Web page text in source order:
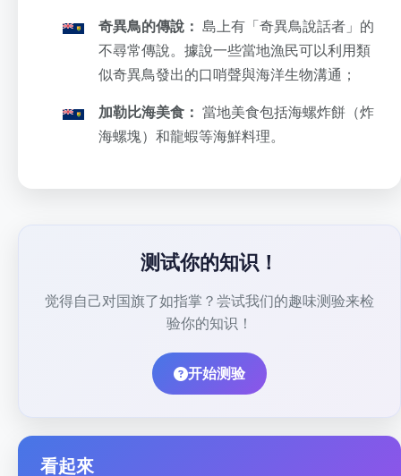
奇異鳥的傳說： 島上有「奇異鳥說話者」的
不尋常傳說。據說一些當地漁民可以利用類
似奇異鳥發出的口哨聲與海洋生物溝通；
加勒比海美食： 當地美食包括海螺炸餅（炸
海螺塊）和龍蝦等海鮮料理。
测试你的知识！
觉得自己对国旗了如指掌？尝试我们的趣味测验来检
验你的知识！
开始测验
看起來